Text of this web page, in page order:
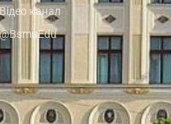
Відео канал
@BsmuEdu